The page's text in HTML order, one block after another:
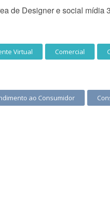
de Designer e social mídia
Virtual Comercial
ao Consumidor